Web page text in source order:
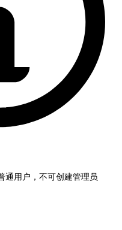
通用户，不可创建管理员